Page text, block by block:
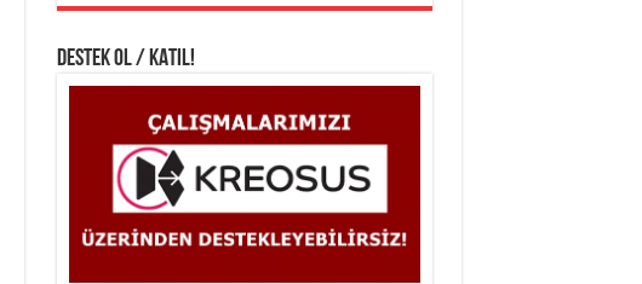
DESTEK OL / KATIL!